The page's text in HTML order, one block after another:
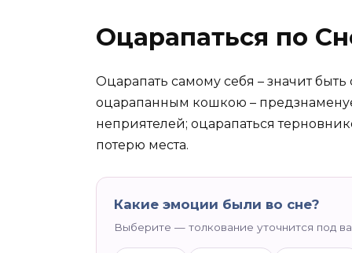
Оцарапаться по
Оцарапать самому себя – значит
оцарапанным кошкою –
неприятелей; оцарапаться
потерю места.
Какие эмоции были во сне?
Выберите — толкование уточнится под